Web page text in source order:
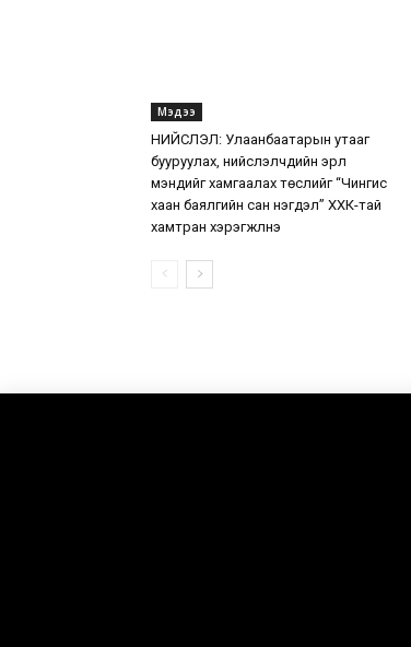
Мэдээ
НИЙСЛЭЛ: Улаанбаатарын утааг
бууруулах, нийслэлчүүдийн эрүүл
мэндийг хамгаалах төслийг “Чингис
хаан баялгийн сан нэгдэл” ХХК-тай
хамтран хэрэгжүүлнэ